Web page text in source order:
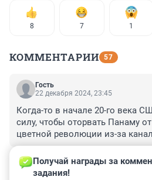
8 7 1
КОММЕНТАРИИ 57
Гость
22 декабря 2024, 23:45
Когда-то в начале 20-го века
силу, чтобы оторвать Панаму
цветной революции из-за
также угрожает и давит,
США, иначе вернут в свою
В 2024 финансовом году объект
Гость
Получай награды за
задания!